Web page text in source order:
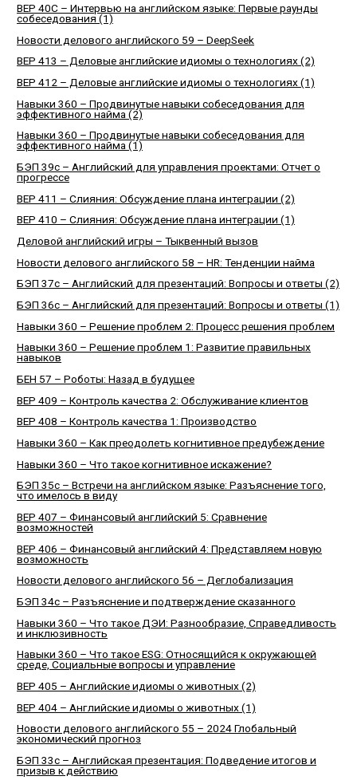
BEP 40C – Интервью на английском языке: Первые раунды
собеседования (1)
Новости делового английского 59 – DeepSeek
BEP 413 – Деловые английские идиомы о технологиях (2)
BEP 412 – Деловые английские идиомы о технологиях (1)
Навыки 360 – Продвинутые навыки собеседования для
эффективного найма (2)
Навыки 360 – Продвинутые навыки собеседования для
эффективного найма (1)
БЭП 39с – Английский для управления проектами: Отчет о
прогрессе
BEP 411 – Слияния: Обсуждение плана интеграции (2)
BEP 410 – Слияния: Обсуждение плана интеграции (1)
Деловой английский игры – Тыквенный вызов
Новости делового английского 58 – HR: Тенденции найма
БЭП 37с – Английский для презентаций: Вопросы и ответы (2)
БЭП 36с – Английский для презентаций: Вопросы и ответы (1)
Навыки 360 – Решение проблем 2: Процесс решения проблем
Навыки 360 – Решение проблем 1: Развитие правильных
навыков
БЕН 57 – Роботы: Назад в будущее
BEP 409 – Контроль качества 2: Обслуживание клиентов
BEP 408 – Контроль качества 1: Производство
Навыки 360 – Как преодолеть когнитивное предубеждение
Навыки 360 – Что такое когнитивное искажение?
БЭП 35с – Встречи на английском языке: Разъяснение того,
что имелось в виду
BEP 407 – Финансовый английский 5: Сравнение
возможностей
BEP 406 – Финансовый английский 4: Представляем новую
возможность
Новости делового английского 56 – Деглобализация
БЭП 34с – Разъяснение и подтверждение сказанного
Навыки 360 – Что такое ДЭИ: Разнообразие, Справедливость
и инклюзивность
Навыки 360 – Что такое ESG: Относящийся к окружающей
среде, Социальные вопросы и управление
BEP 405 – Английские идиомы о животных (2)
BEP 404 – Английские идиомы о животных (1)
Новости делового английского 55 – 2024 Глобальный
экономический прогноз
БЭП 33с – Английская презентация: Подведение итогов и
призыв к действию